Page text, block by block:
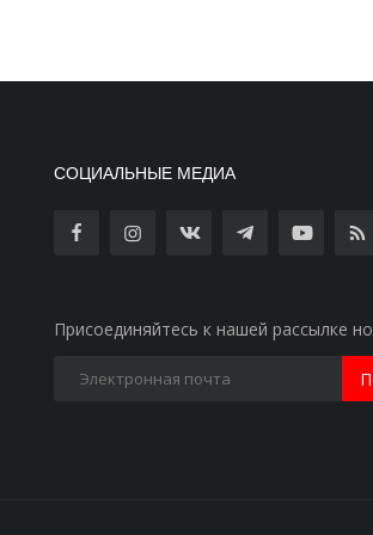
СОЦИАЛЬНЫЕ МЕДИА
Присоединяйтесь к нашей рассылке